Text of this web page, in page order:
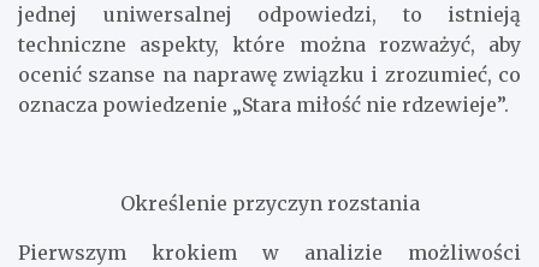
jednej uniwersalnej odpowiedzi, to istnieją
techniczne aspekty, które można rozważyć, aby
ocenić szanse na naprawę związku i zrozumieć, co
oznacza powiedzenie „Stara miłość nie rdzewieje”.
Określenie przyczyn rozstania
Pierwszym krokiem w analizie możliwości